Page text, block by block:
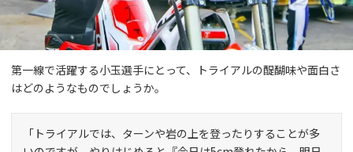
第一線で活躍する小玉選手にとって、トライアルの醍醐味や面白さ
はどのようなものでしょうか。
「トライアルでは、ターンや岩の上を登ったりすることが多